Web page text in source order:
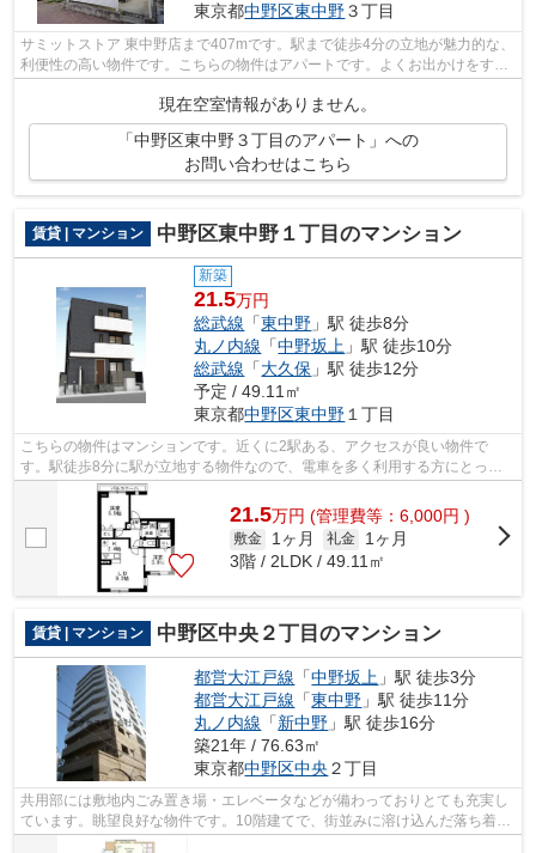
東京都中野区東中野３丁目
サミットストア 東中野店まで407mです。駅まで徒歩4分の立地が魅力的な、
利便性の高い物件です。こちらの物件はアパートです。よくお出かけをする
現在空室情報がありません。
「中野区東中野３丁目のアパート」への
お問い合わせはこちら
賃貸 | マンション 中野区東中野１丁目のマンション
新築
21.5万円
総武線 「東中野 」駅 徒歩8分
丸ノ内線 「中野坂上 」駅 徒歩10分
総武線 「大久保 」駅 徒歩12分
予定 / 49.11㎡
東京都中野区東中野 １丁目
こちらの物件はマンションです。近くに2駅ある、アクセスが良い物件で
す。駅徒歩8分に駅が立地する物件なので、電車を多く利用する方にとって
便利です。総武線東中野周辺の不動産情報...
21.5万円 (管理費等：6,000円 )
敷金 1ヶ月 礼金
1ヶ月
3階 / 2LDK / 49.11㎡
賃貸 | マンション 中野区中央２丁目のマンション
都営大江戸線 「中野坂上 」駅 徒歩3分
都営大江戸線 「東中野 」駅 徒歩11分
丸ノ内線 「新中野 」駅 徒歩16分
築21年 / 76.63㎡
東京都中野区中央 ２丁目
共用部には敷地内ごみ置き場・エレベータなどが備わっておりとても充実し
ています。眺望良好な物件です。10階建てで、街並みに溶け込んだ落ち着い
た建物。初期費用のカード決済ができ...